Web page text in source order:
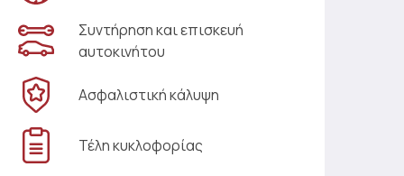
Συντήρηση και επισκευή
αυτοκινήτου
Ασφαλιστική κάλυψη
Τέλη κυκλοφορίας